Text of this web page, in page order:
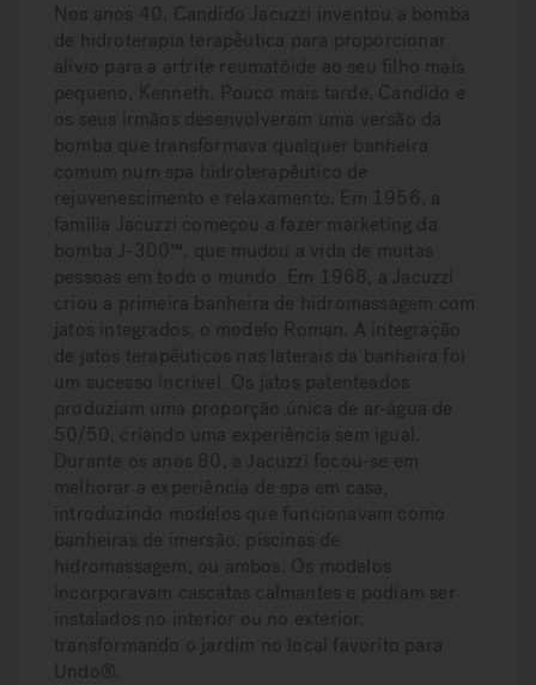
Nos anos 40, Candido Jacuzzi inventou a bomba
de hidroterapia terapêutica para proporcionar
alívio para a artrite reumatóide ao seu filho mais
pequeno, Kenneth. Pouco mais tarde, Candido e
os seus irmãos desenvolveram uma versão da
bomba que transformava qualquer banheira
comum num spa hidroterapêutico de
rejuvenescimento e relaxamento. Em 1956, a
família Jacuzzi começou a fazer marketing da
bomba J-300™, que mudou a vida de muitas
pessoas em todo o mundo. Em 1968, a Jacuzzi
criou a primeira banheira de hidromassagem com
jatos integrados, o modelo Roman. A integração
de jatos terapêuticos nas laterais da banheira foi
um sucesso incrível. Os jatos patenteados
produziam uma proporção única de ar-água de
50/50, criando uma experiência sem igual.
Durante os anos 80, a Jacuzzi focou-se em
melhorar a experiência de spa em casa,
introduzindo modelos que funcionavam como
banheiras de imersão, piscinas de
hidromassagem, ou ambos. Os modelos
incorporavam cascatas calmantes e podiam ser
instalados no interior ou no exterior,
transformando o jardim no local favorito para
Undo®.